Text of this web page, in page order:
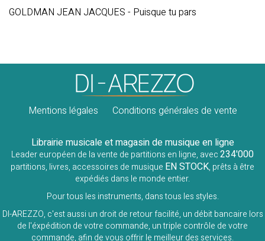
GOLDMAN JEAN JACQUES - Puisque tu pars
Mentions légales Conditions générales de vente
Librairie musicale et magasin de musique en ligne
Leader européen de la vente de partitions en ligne, avec234'000
partitions, livres, accessoires de musique EN STOCK, prêts à être
expédiés dans le monde entier.
Pour tous les instruments, dans tous les styles.
DI-AREZZO, c'est aussi un droit de retour facilité, un débit bancaire lors
de l'éxpédition de votre commande, un triple contrôle de votre
commande, afin de vous offrir le meilleur des services.